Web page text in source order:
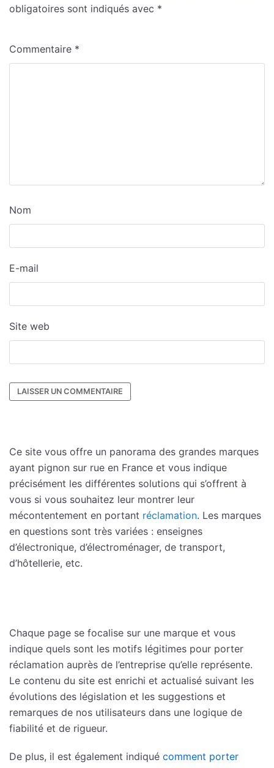
obligatoires sont indiqués avec *
Commentaire *
Nom
E-mail
Site web
Ce site vous offre un panorama des grandes marques
ayant pignon sur rue en France et vous indique
précisément les différentes solutions qui s’offrent à
vous si vous souhaitez leur montrer leur
mécontentement en portant réclamation. Les marques
en questions sont très variées : enseignes
d’électronique, d’électroménager, de transport,
d’hôtellerie, etc.
Chaque page se focalise sur une marque et vous
indique quels sont les motifs légitimes pour porter
réclamation auprès de l’entreprise qu’elle représente.
Le contenu du site est enrichi et actualisé suivant les
évolutions des législation et les suggestions et
remarques de nos utilisateurs dans une logique de
fiabilité et de rigueur.
De plus, il est également indiqué comment porter